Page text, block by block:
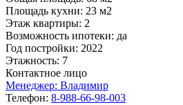
Площадь кухни: 23 м2
Этаж квартиры: 2
Возможность ипотеки: да
Год постройки: 2022
Этажность: 7
Контактное лицо
Менеджер: Владимир
Телефон: 8-988-66-98-003